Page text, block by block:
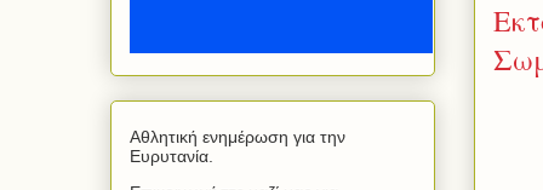
Αθλητική ενημέρωση για την
Ευρυτανία.